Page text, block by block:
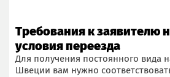
Требования к заявителю
условия переезда
Для получения постоянного вида
Швеции вам нужно